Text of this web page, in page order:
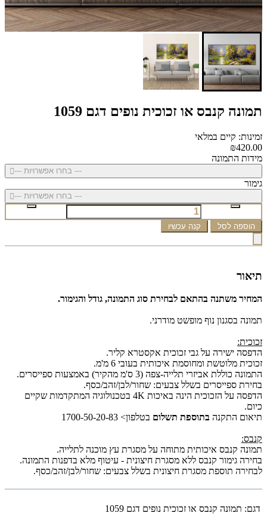
תמונה קנבס או זכוכית נופים דגם 1059
זמינות: קיים במלאי
₪420.00
מידות התמונה
--- בחרו אפשרויות ---
גימור
--- בחרו אפשרויות ---
הוספה לסל קנה עכשיו
תיאור
המחיר משתנה בהתאם לבחירת סוג התמונה, גודל והגימור.
תמונה בסגנון נוף מופשט מודרני.
זכוכית:
הדפסה ישירה על גבי זכוכית אקסטרא קליר.
זכוכית מלוטשת ומחוסמת איכותית בעובי 6 מ'מ.
התמונה כוללת אביזרי תלייה-צפה (3 ס'מ מהקיר) באמצעות ספייסרים.
בחירת ספייסרים בשלל צבעים: שחור/לבן/זהב/כסף.
הדפסה על הזכוכית הינה באיכות 4K בטכנולוגיה המתקדמות שקיים
כיום.
תיאום התקנה בתוספת תשלום בטלפון> 1700-50-20-83
קנבס:
תמונה קנבס איכותית מתוחה על מסגרת עץ מוכנה לתלייה.
בחירה גימור קנבס ללא מסגרת חיצונית - עיטוף מלא בדפנות התמונה.
לבחירה תוספת מסגרת חיצונית בשלל צבעים: שחור/לבן/זהב/כסף.
דגם: תמונה קנבס או זכוכית נופים דגם 1059